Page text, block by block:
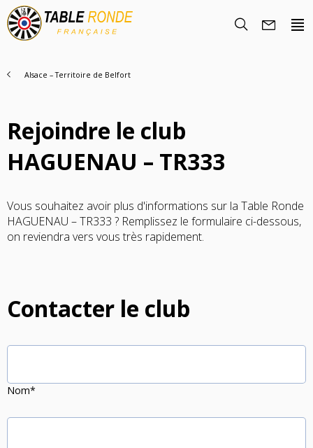
Nous Découvrir
Trouver un club
Alsace – Territoire de Belfort
Rejoindre le club
HAGUENAU – TR333
Vous souhaitez avoir plus d'informations sur la Table Ronde
HAGUENAU – TR333 ? Remplissez le formulaire ci-dessous,
on reviendra vers vous très rapidement.
Contacter le club
Nom*